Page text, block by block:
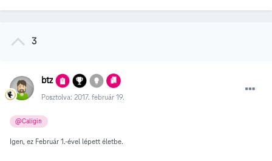
3
btz
Posztolva: 2017. február 19.
@Caligin
Igen, ez Február 1.-ével lépett életbe.